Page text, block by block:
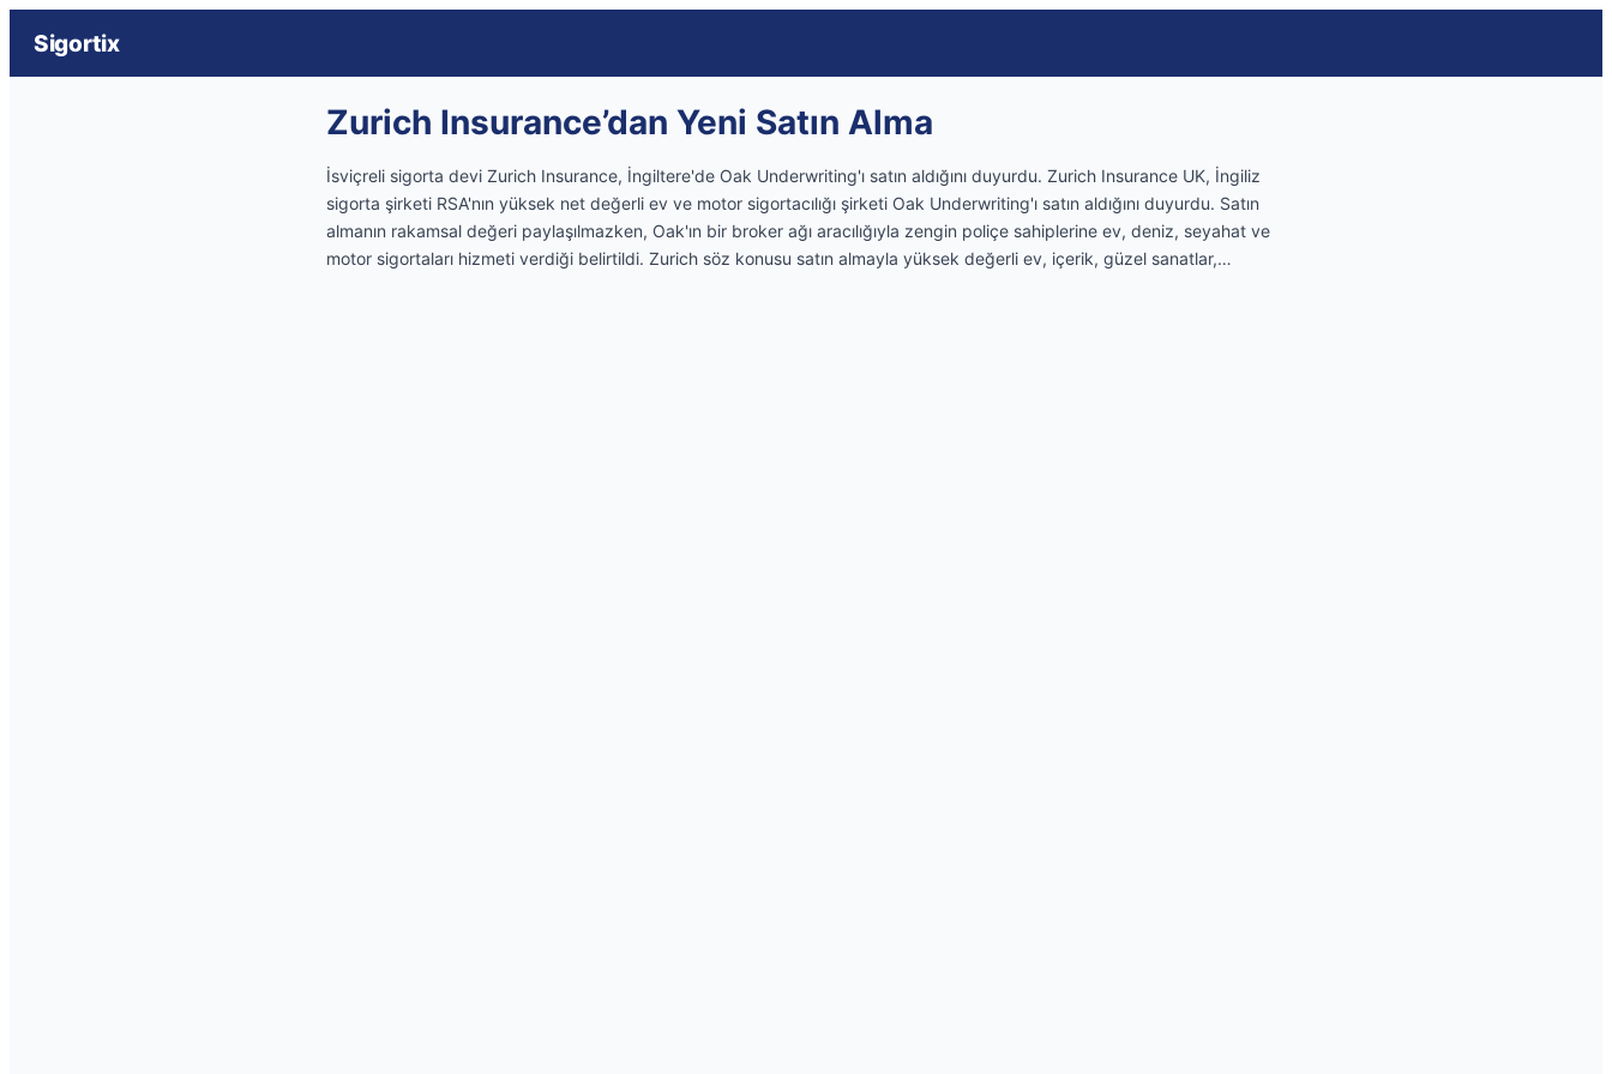
Sigortix
Zurich Insurance’dan Yeni Satın Alma
İsviçreli sigorta devi Zurich Insurance, İngiltere'de Oak Underwriting'ı satın aldığını duyurdu. Zurich Insurance UK, İngiliz
sigorta şirketi RSA'nın yüksek net değerli ev ve motor sigortacılığı şirketi Oak Underwriting'ı satın aldığını duyurdu. Satın
almanın rakamsal değeri paylaşılmazken, Oak'ın bir broker ağı aracılığıyla zengin poliçe sahiplerine ev, deniz, seyahat ve
motor sigortaları hizmeti verdiği belirtildi. Zurich söz konusu satın almayla yüksek değerli ev, içerik, güzel sanatlar,…